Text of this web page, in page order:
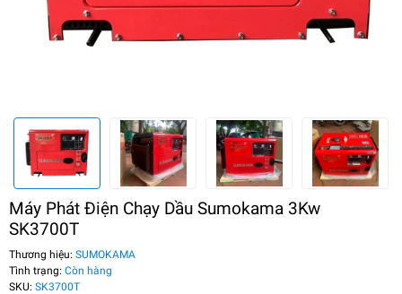
Máy Phát Điện Chạy Dầu Sumokama 3Kw
SK3700T
Thương hiệu: SUMOKAMA
Tình trạng: Còn hàng
SKU: SK3700T